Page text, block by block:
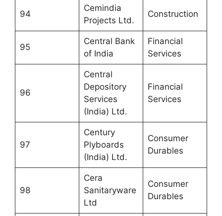
94
Cemindia
Projects Ltd.
Construction
95
Central Bank
of India
Financial
Services
96
Central
Depository
Services
(India) Ltd.
Financial
Services
97
Century
Plyboards
(India) Ltd.
Consumer
Durables
98
Cera
Sanitaryware
Ltd
Consumer
Durables